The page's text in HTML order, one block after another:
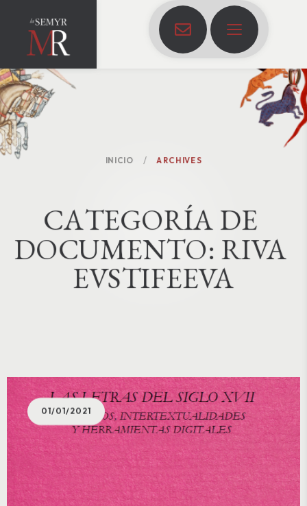
INICIO ARCHIVES
CATEGORÍADE
DOCUMENTO: RIVA
EVSTIFEEVA
01/01/2021